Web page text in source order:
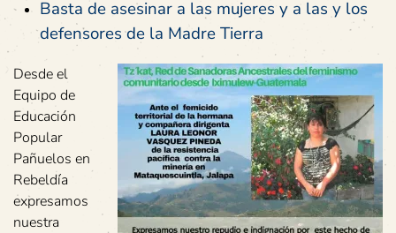
Basta de asesinar a las mujeres y a las y los
defensores de la Madre Tierra
Desde el
Equipo de
Educación
Popular
Pañuelos en
Rebeldía
expresamos
nuestra